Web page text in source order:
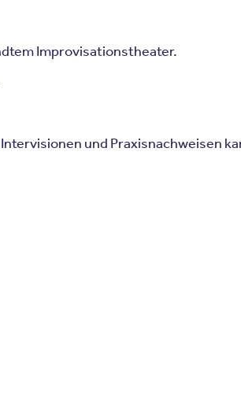
Improvisationstheater.
und Praxisnachweisen